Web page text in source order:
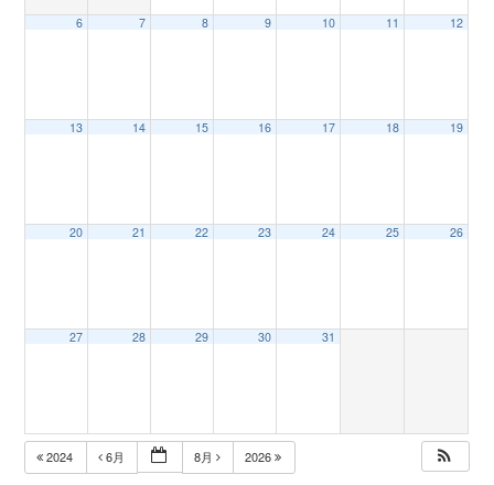
6 7 8 9 10 11 12
13 14 15 16 17 18 19
20 21 22 23 24 25 26
27 28 29 30 31
2024 6月 8月 2026